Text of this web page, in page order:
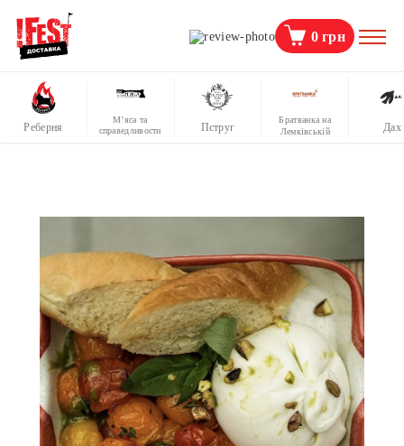
0грн
Реберня
М’яса та
справедливости
Пструг
Братванка на
Лемківській
Дах